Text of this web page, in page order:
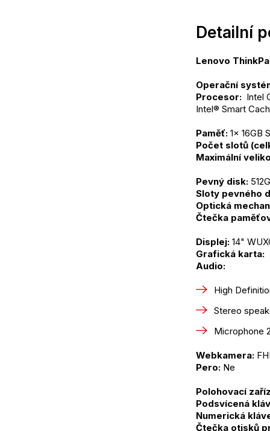
Detailní
Lenovo
Operační
Procesor: Intel
Intel® Smart
Paměť: 1x 16GB
Počet slotů
Maximální
Pevný disk:
Sloty pevného
Optická
Čtečka
Displej: 14"
Grafická karta:
Audio:
High
Stereo
Microphone
Webkamera:
Pero: Ne
Polohovací
Podsvícená
Numerická
Čtečka otisků